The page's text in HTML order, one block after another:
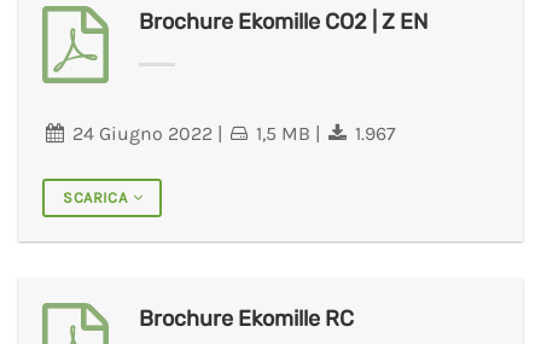
Brochure Ekomille CO2 | Z EN
24 Giugno 2022| 1,5 MB | 1.967
SCARICA
Brochure Ekomille RC